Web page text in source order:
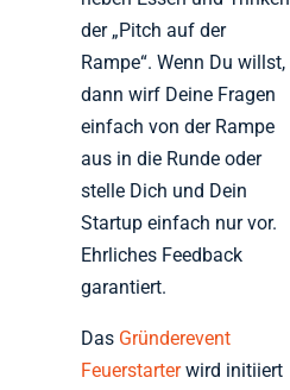
der „Pitch auf der
Rampe“. Wenn Du willst,
dann wirf Deine Fragen
einfach von der Rampe
aus in die Runde oder
stelle Dich und Dein
Startup einfach nur vor.
Ehrliches Feedback
garantiert.
Das Gründerevent
Feuerstarterwird initiiert